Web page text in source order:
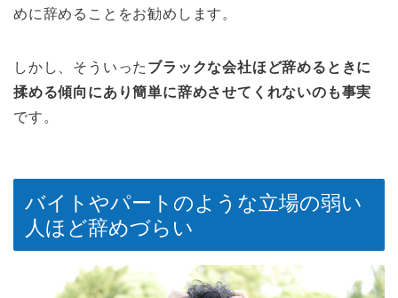
めに辞めることをお勧めします。
しかし、そういった ブラックな会社ほど辞めるときに
揉める傾向にあり簡単に辞めさせてくれないのも事実
です。
バイトやパートのような立場の弱い
人ほど辞めづらい